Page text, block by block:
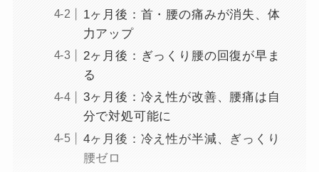
1ヶ月後：首・腰の痛みが消失、体
力アップ
2ヶ月後：ぎっくり腰の回復が早ま
る
3ヶ月後：冷え性が改善、腰痛は自
分で対処可能に
4ヶ月後：冷え性が半減、ぎっくり
腰ゼロ